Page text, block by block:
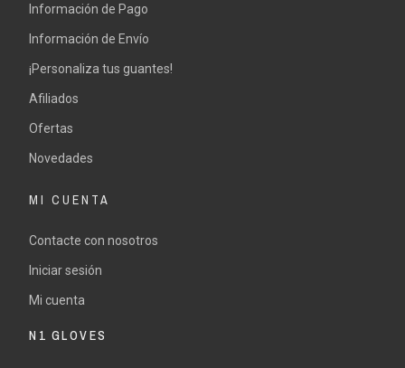
Información de Pago
Información de Envío
¡Personaliza tus guantes!
Afiliados
Ofertas
Novedades
MI CUENTA
Contacte con nosotros
Iniciar sesión
Mi cuenta
N1 GLOVES